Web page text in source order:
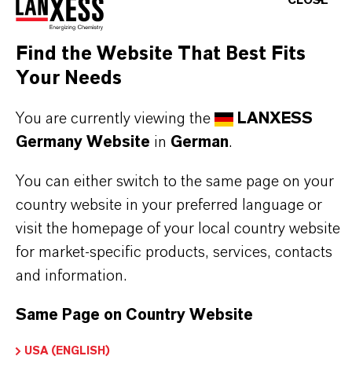
DARUMLANXESS!
wir weit mehr als nur hochwertige Produkte: Wir
stehen für Zuverlässigkeit, Innovationskraft und
unseres Handelns stehen jedoch Sie: unsere
Kunden. Unsere Kunden profitieren von
maßgeschneiderten Lösungen, globaler Präsenz
und einem tiefen Verständnis ihrer Märkte. Hier
finden Sie gleich elf überzeugende Gründe, warum
LANXESS der richtige Partner für Ihr Unternehmen
Find the Website That Best Fits
Your Needs
You are currently viewing the
LANXESS
Germany Website in German.
You can either switch to the same page on your
country website in your preferred language or
visit the homepage of your local country website
for market-specific products, services, contacts
and information.
Same Page on Country Website
USA (ENGLISH)